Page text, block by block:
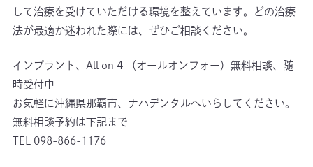
して治療を受けていただける環境を整えています。どの治療
法が最適か迷われた際には、ぜひご相談ください。
インプラント、All on 4 （オールオンフォー）無料相談、随
時受付中
お気軽に沖縄県那覇市、ナハデンタルへいらしてください。
無料相談予約は下記まで
TEL 098-866-1176